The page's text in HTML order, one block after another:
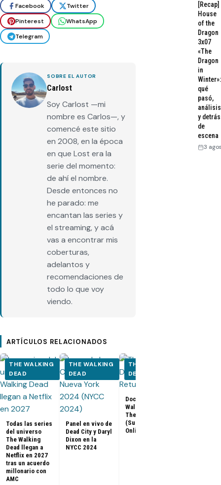
Facebook
Twitter
Pinterest
WhatsApp
Telegram
SOBRE EL AUTOR
Carlost
Soy Carlost —mi
nombre es Carlos—, y
comencé este sitio
en 2008, en la época
en que Lost era la
serie del momento:
de ahí el nombre.
Desde entonces no
he parado: me
encantan las series y
el streaming, y acá
vas a encontrar mis
coberturas,
adelantos y
recomendaciones de
todo lo que voy
viendo.
ARTÍCULOS RELACIONADOS
THE WALKING
DEAD
Todas las series
del universo
The Walking
Dead llegan a
Netflix en 2027
tras un acuerdo
millonario con
AMC
THE WALKING
DEAD
Panel en vivo de
Dead City y Daryl
Dixon en la
NYCC 2024
THE WALKING
DEAD
Documental The
Walking Dead:
The Return
(Subtitulado
Online)
[Recap]
House
of the
Dragon
3x07
«The
Dragon
in
Winter»:
qué
pasó,
análisis
y detrás
de
escena
3